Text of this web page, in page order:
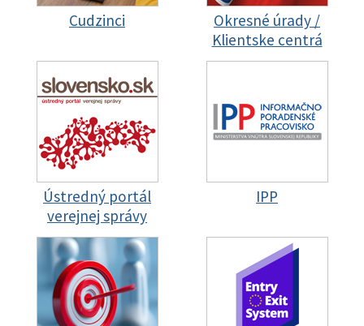
Cudzinci
Okresné úrady /
Klientske centrá
Ústredný portál
verejnej správy
IPP